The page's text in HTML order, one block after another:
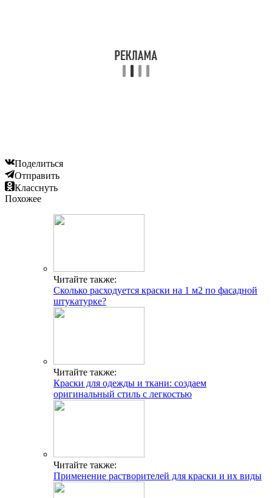
Поделиться
Отправить
Класснуть
Похожее
Читайте также:
Сколько расходуется краски на 1 м2 по фасадной
штукатурке?
Читайте также:
Краски для одежды и ткани: создаем
оригинальный стиль с легкостью
Читайте также:
Применение растворителей для краски и их виды